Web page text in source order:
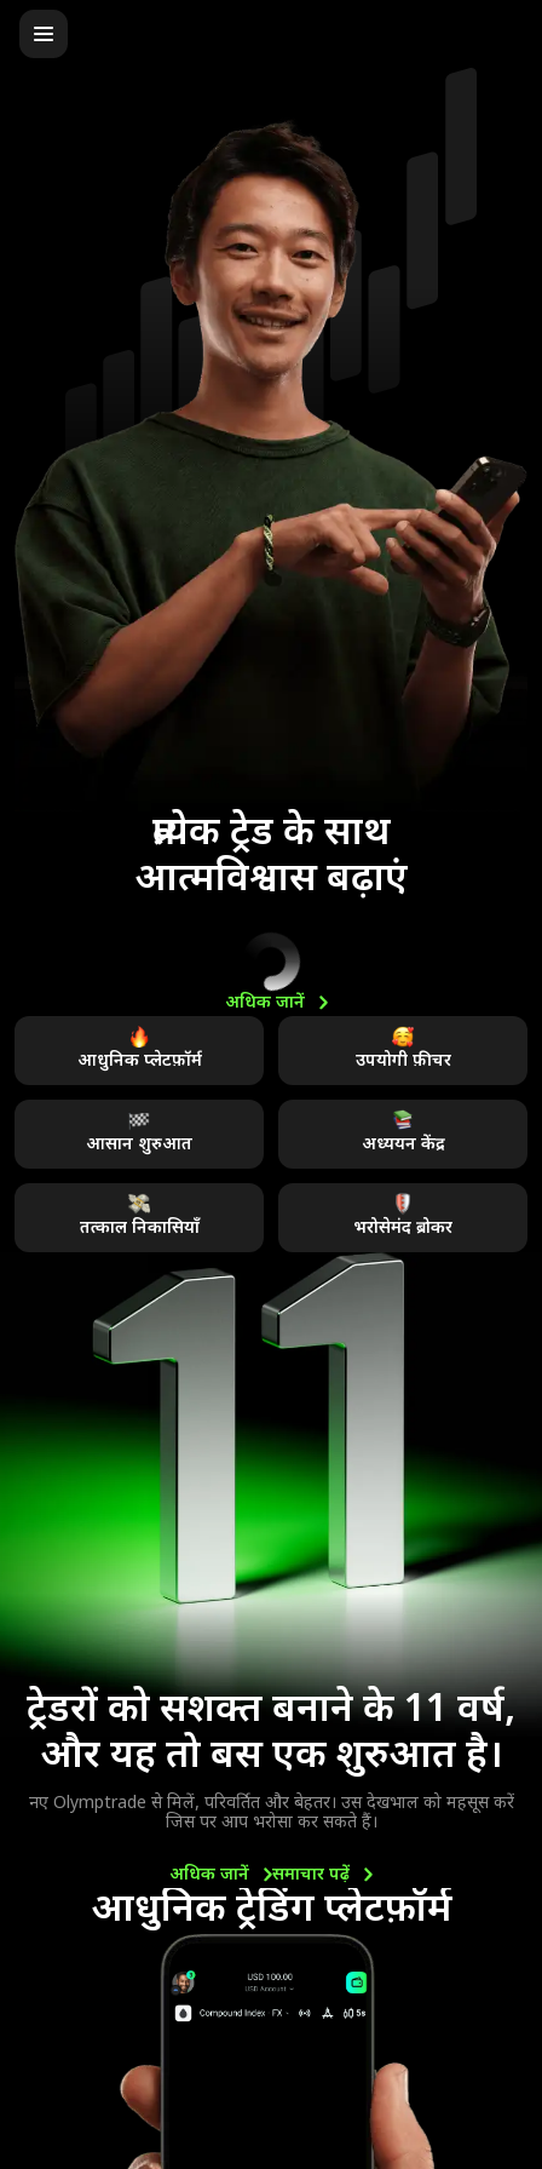
प्रत्येक ट्रेड के साथ
आत्मविश्वास बढ़ाएं
अधिक जानें
आधुनिक प्लेटफ़ॉर्म उपयोगी फ़ीचर
आसान शुरुआत अध्ययन केंद्र
तत्काल निकासियाँ भरोसेमंद ब्रोकर
ट्रेडरों को सशक्त बनाने के 11 वर्ष,
और यह तो बस एक शुरुआत है।
नए Olymptrade से मिलें, परिवर्तित और बेहतर। उस देखभाल को महसूस करें
जिस पर आप भरोसा कर सकते हैं।
अधिक जानें समाचार पढ़ें
आधुनिक ट्रेडिंग प्लेटफ़ॉर्म